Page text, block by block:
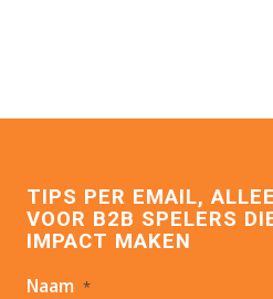
TIPS PER EMAIL,
VOOR B2B SPELERS
IMPACT MAKEN
Naam *